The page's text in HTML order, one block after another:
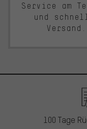
Service am
und
Versand.
100 Tage